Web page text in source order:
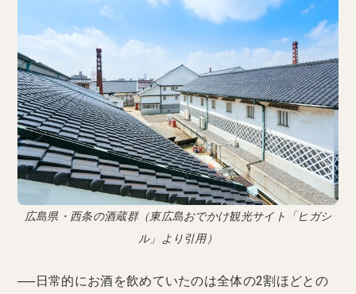
広島県・西条の酒蔵群（東広島おでかけ観光サイト「ヒガシ
ル」より引用）
──日常的にお酒を飲めていたのは全体の2割ほどとの